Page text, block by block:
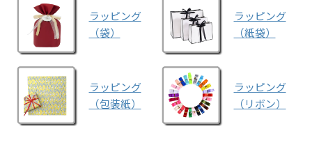
ラッピング
（袋）
ラッピング
（紙袋）
ラッピング
（包装紙）
ラッピング
（リボン）